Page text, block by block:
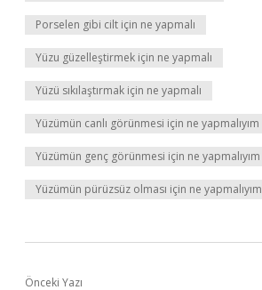
Porselen gibi cilt için ne yapmalı
Yüzu güzelleştirmek için ne yapmalı
Yüzü sıkılaştırmak için ne yapmalı
Yüzümün canlı görünmesi için ne yapmalıyım
Yüzümün genç görünmesi için ne yapmalıyım
Yüzümün pürüzsüz olması için ne yapmalıyım
Önceki Yazı